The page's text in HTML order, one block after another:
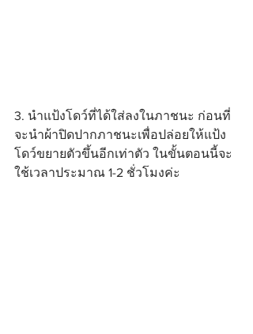
3. นำแป้งโดว์ที่ได้ใส่ลงในภาชนะ ก่อนที่
จะนำผ้าปิดปากภาชนะเพื่อปล่อยให้แป้ง
โดว์ขยายตัวขึ้นอีกเท่าตัว ในขั้นตอนนี้จะ
ใช้เวลาประมาณ 1-2 ชั่วโมงค่ะ